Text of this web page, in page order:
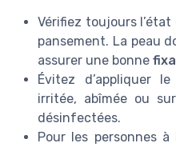
Vérifiez toujours l’état
pansement. La peau
assurer une bonne
Évitez d’appliquer le
irritée, abîmée ou
désinfectées.
Pour les personnes